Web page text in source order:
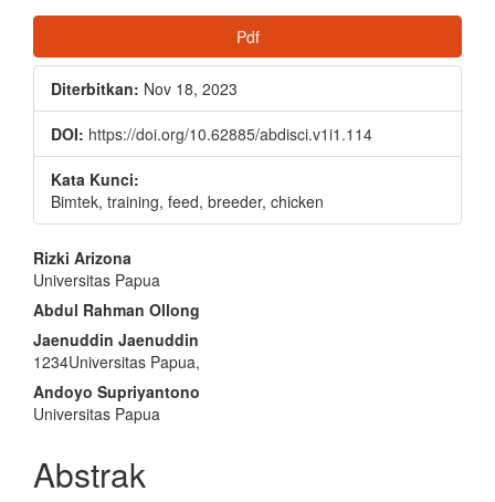
Bilah
Samping
Artikel
Pdf
Diterbitkan: Nov 18, 2023
DOI: https://doi.org/10.62885/abdisci.v1i1.114
Kata Kunci:
Bimtek, training, feed, breeder, chicken
Isi
Artikel
Utama
Rizki Arizona
Universitas Papua
Abdul Rahman Ollong
Jaenuddin Jaenuddin
1234Universitas Papua,
Andoyo Supriyantono
Universitas Papua
Abstrak